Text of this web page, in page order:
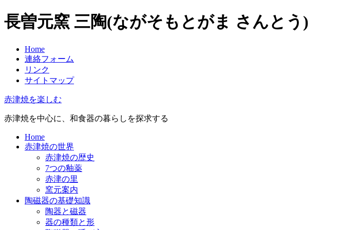
長曽元窯 三陶(ながそもとがま さんとう)
Home
連絡フォーム
リンク
サイトマップ
赤津焼を楽しむ
赤津焼を中心に、和食器の暮らしを探求する
Home
赤津焼の世界
赤津焼の歴史
7つの釉薬
赤津の里
窯元案内
陶磁器の基礎知識
陶器と磁器
器の種類と形